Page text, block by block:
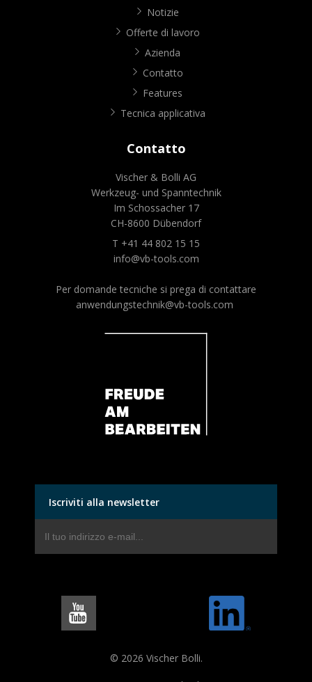
Notizie
Offerte di lavoro
Azienda
Contatto
Features
Tecnica applicativa
Contatto
Vischer & Bolli AG
Werkzeug- und Spanntechnik
Im Schossacher 17
CH-8600 Dübendorf
T +41 44 802 15 15
info@vb-tools.com
Per domande tecniche si prega di contattare
anwendungstechnik@vb-tools.com
Iscriviti alla newsletter
© 2026 Vischer Bolli.